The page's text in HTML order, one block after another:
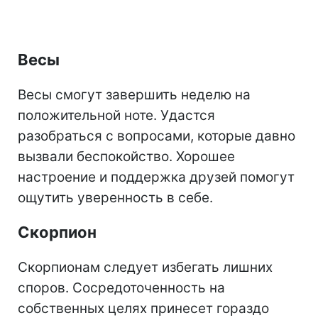
Весы
Весы смогут завершить неделю на
положительной ноте. Удастся
разобраться с вопросами, которые давно
вызвали беспокойство. Хорошее
настроение и поддержка друзей помогут
ощутить уверенность в себе.
Скорпион
Скорпионам следует избегать лишних
споров. Сосредоточенность на
собственных целях принесет гораздо